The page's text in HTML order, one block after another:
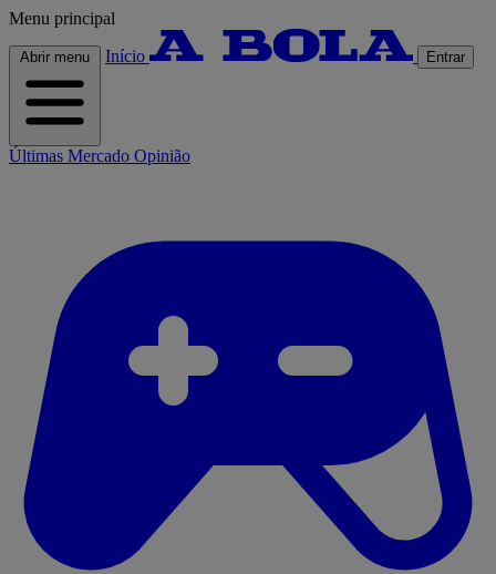
Menu principal
Abrir menu Início Entrar
Últimas Mercado Opinião